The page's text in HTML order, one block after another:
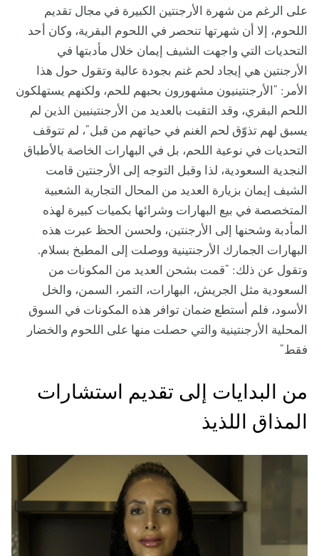
على الرغم من شهرة الأرجنتين الكبيرة في مجال تقديم
اللحوم، إلا أن شهرتها تنحصر في اللحوم البقرية، وكان أحد
التحديات التي واجهت الشيف إيمان خلال مأدبتها في
الأرجنتين هي إيجاد لحم غنم بجودة عالية وتقول حول هذا
الأمر: "الأرجنتينيون مشهورون بحبهم للحم، ولكنهم يستهلكون
اللحم البقري، وقد التقيت بالعديد من الأرجنتينيين الذين لم
يسبق لهم تذوّق لحم الغنم في حياتهم من قبل"، لم تتوقف
التحديات في نوعية اللحم، بل في البهارات الخاصة بالأطباق
النجدية السعودية، لذا وقبل التوجه إلى الأرجنتين قامت
الشيف إيمان بزيارة العديد من المحال التجارية الشعبية
المتخصصة في بيع البهارات وشرائها بكميات كبيرة لهذه
المأدبة وشحنها إلى الأرجنتين، ولحسن الحظ عبرت هذه
البهارات الجمارك الأرجنتينية ووصلت إلى المطبخ بسلام.
وتقول عن ذلك: "قمت بشحن العديد من المكونات من
السعودية مثل الجريش، البهارات، التمر، السمن، والخل
الأسود، فلم أستطع ضمان توافر هذه المكونات في السوق
المحلية الأرجنتينية والتي حصلت منها على اللحوم والخضار
فقط"
من البدايات إلى تقديم استشارات
المذاق اللذيذ